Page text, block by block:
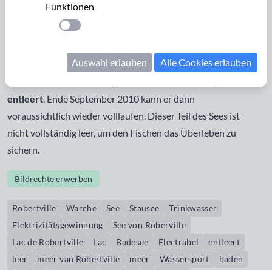
Elektrizitätsgewinnung dient. Dieser See von Roberville ist
im Sommer auch ein beliebter
durchgeführt. Deshalb hat die Betreibergesellschaft
entleert. Ende September 2010 kann er dann
voraussichtlich wieder volllaufen. Dieser Teil des Sees ist
nicht vollständig leer, um den Fischen das Überleben zu
sichern.
Bildrechte erwerben
Robertville Warche See Stausee
Trinkwasser
Elektrizitätsgewinnung
See von Roberville
Lac de Robertville
Lac Badesee Electrabel
entleert
leer
meer van Robertville meer Wassersport
baden
Funktionen
Einstellung anwenden
Auswahl erlauben Alle Cookies erlauben